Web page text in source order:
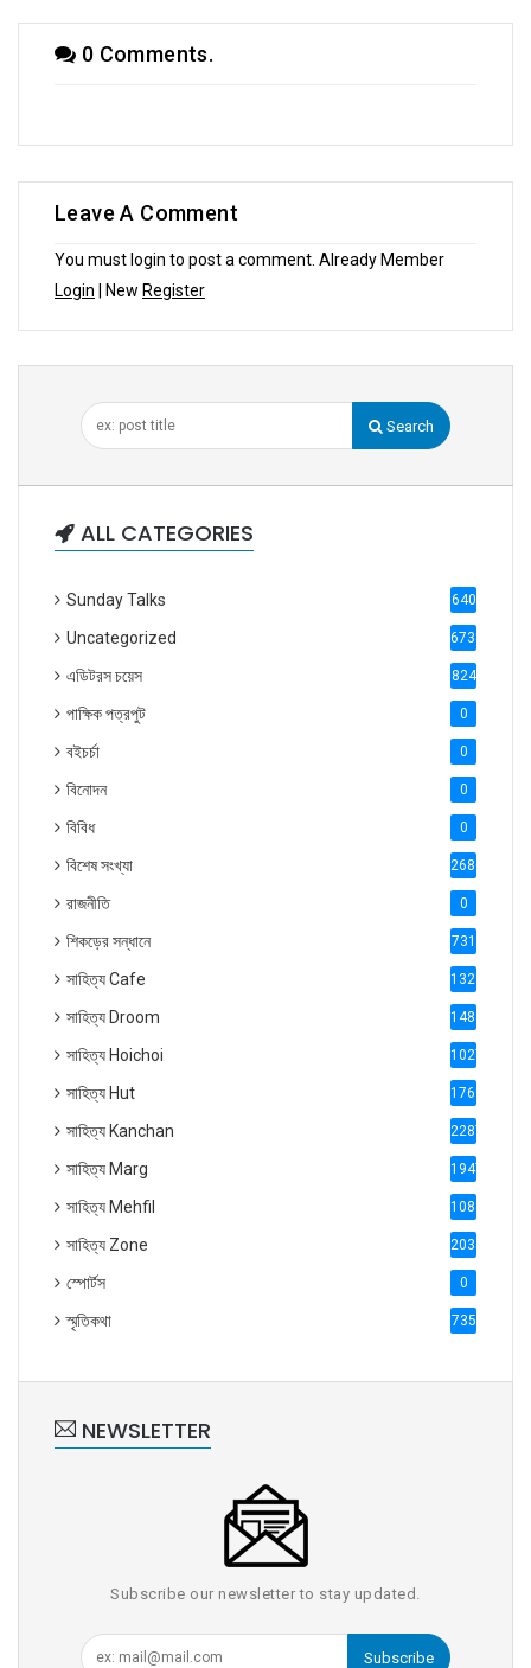
0 Comments.
Leave A Comment
You must login to post a comment. Already Member
Login | New Register
Search
ALL CATEGORIES
Sunday Talks 640
Uncategorized 6738
এডিটরস চয়েস 824
পাক্ষিক পত্রপুট 0
বইচর্চা 0
বিনোদন 0
বিবিধ 0
বিশেষ সংখ্যা 2686
রাজনীতি 0
শিকড়ের সন্ধানে 731
সাহিত্য Cafe 1321
সাহিত্য Droom 1488
সাহিত্য Hoichoi 1027
সাহিত্য Hut 1769
সাহিত্য Kanchan 2287
সাহিত্য Marg 1947
সাহিত্য Mehfil 1088
সাহিত্য Zone 2035
স্পোর্টস 0
স্মৃতিকথা 735
NEWSLETTER
Subscribe our newsletter to stay updated.
Subscribe